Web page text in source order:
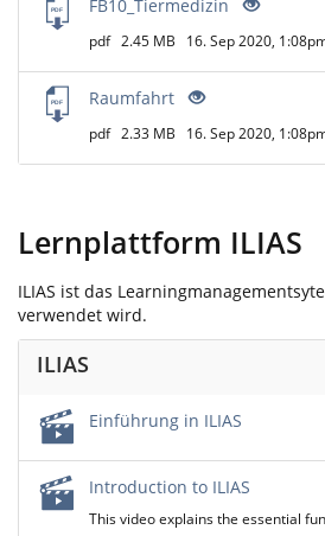
FB10_Tiermedizin
pdf 2.45 MB 16. Sep 2020,
Raumfahrt
pdf 2.33 MB 16. Sep 2020,
Lernplattform ILIAS
ILIAS ist das
verwendet wird.
ILIAS
Einführung in ILIAS
Introduction to ILIAS
This video explains the essential